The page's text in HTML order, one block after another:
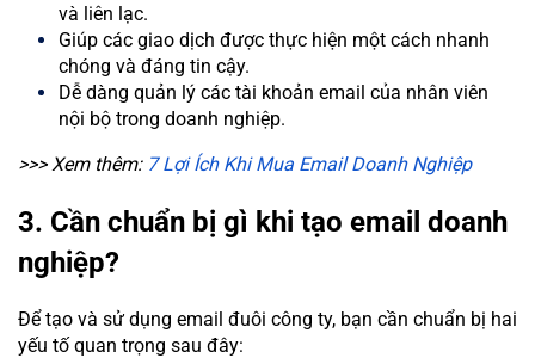
và liên lạc.
Giúp các giao dịch được thực hiện một cách nhanh
chóng và đáng tin cậy.
Dễ dàng quản lý các tài khoản email của nhân viên
nội bộ trong doanh nghiệp.
>>> Xem thêm: 7 Lợi Ích Khi Mua Email Doanh Nghiệp
3. Cần chuẩn bị gì khi tạo email doanh
nghiệp?
Để tạo và sử dụng email đuôi công ty, bạn cần chuẩn bị hai
yếu tố quan trọng sau đây: